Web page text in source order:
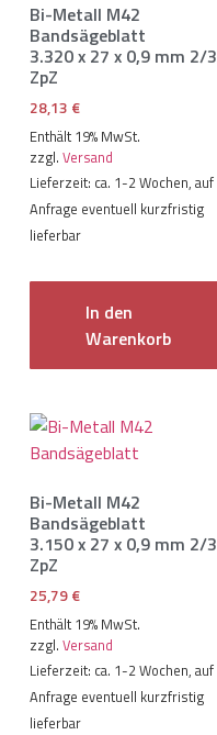
Bi-Metall M42
Bandsägeblatt
3.320 x 27 x 0,9 mm 2/3
ZpZ
28,13 €
Enthält 19% MwSt.
zzgl. Versand
Lieferzeit: ca. 1-2 Wochen, auf
Anfrage eventuell kurzfristig
lieferbar
In den
Warenkorb
Bi-Metall M42
Bandsägeblatt
3.150 x 27 x 0,9 mm 2/3
ZpZ
25,79€
Enthält 19% MwSt.
zzgl. Versand
Lieferzeit: ca. 1-2 Wochen, auf
Anfrage eventuell kurzfristig
lieferbar